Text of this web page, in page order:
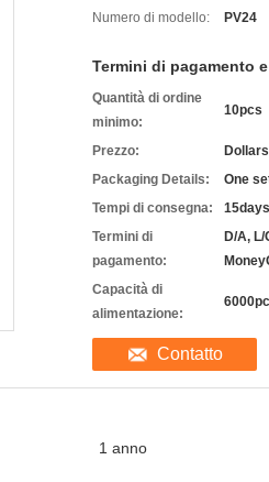
Numero di modello:
PV24
Termini di pagamento
Quantità di ordine
minimo:
10pcs
Prezzo:
Packaging Details:
One
Tempi di consegna:
15days
Termini di
pagamento:
D/A,
Capacità di
alimentazione:
Contatto
1 anno